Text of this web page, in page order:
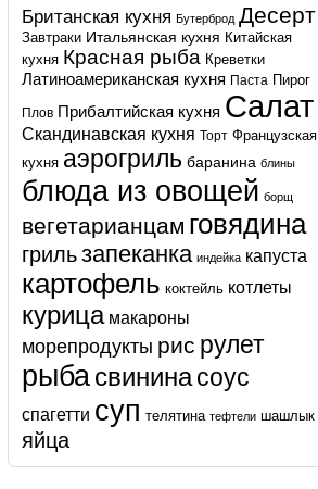
Британская кухня Бутерброд Десерт
Завтраки Итальянская кухня Китайская
кухня Красная рыба Креветки
Латиноамериканская кухня Паста Пирог
Плов Прибалтийская кухня Салат
Скандинавская кухня Торт Французская
кухня аэрогриль баранина блины
блюда из овощей борщ
вегетарианцам говядина
грильзапеканка индейка капуста
картофель коктейль котлеты
курица макароны
морепродукты рис рулет
рыбасвининасоус
спагетти суп телятина тефтели шашлык
яйца